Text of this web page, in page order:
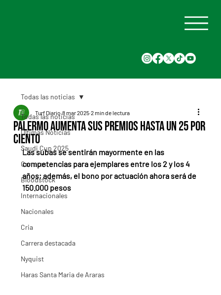
Todas las noticias
Últimas Noticias
Saudi Cup 2025
Carreras
Bloodstock
Internacionales
Nacionales
Cria
Carrera destacada
Nyquist
Haras Santa Maria de Araras
Todas las noticias
Palermo aumenta sus premios hasta un 25 por
ciento
Turf Diario 8 mar 2025 2 min de lectura
Las subas se sentirán mayormente en las
competencias para ejemplares entre los 2 y los 4
años; además, el bono por actuación ahora será de
150.000 pesos